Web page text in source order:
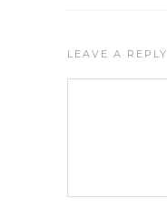
LEAVE A REPLY